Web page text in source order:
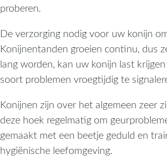
proberen.
De verzorging nodig voor uw konijn
Konijnentanden groeien continu, dus
lang worden, kan uw konijn last
soort problemen vroegtijdig te
Konijnen zijn over het algemeen zeer
deze hoek regelmatig om
gemaakt met een beetje geduld en
hygiënische leefomgeving.